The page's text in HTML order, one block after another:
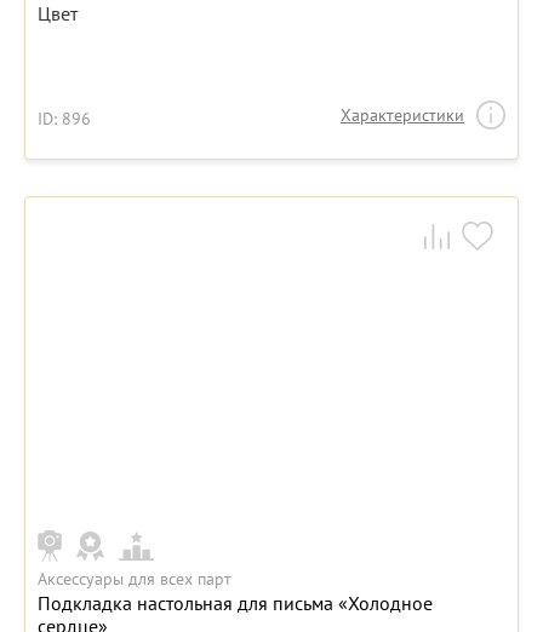
Цвет
ID: 896 Характеристики
Аксессуары для всех парт
Подкладка настольная для письма «Холодное
сердце»